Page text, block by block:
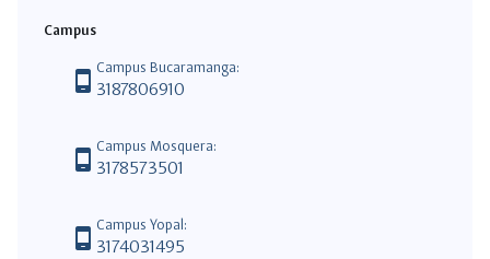
Campus
phone_android Campus Bucaramanga:
3187806910
phone_android Campus Mosquera:
3178573501
phone_android Campus Yopal:
3174031495